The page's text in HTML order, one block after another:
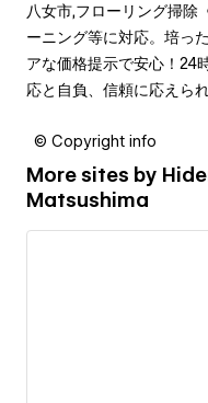
八女市,フローリング掃除
ーニング等に対応。培っ
アな価格提示で安心！24
応と自負、信頼に応えら
© Copyright info
More sites by
Matsushima